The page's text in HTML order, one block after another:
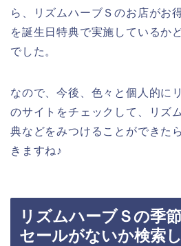
ら、リズムハーブＳのお店がお
を誕生日特典で実施しているか
でした。
なので、今後、色々と個人的に
のサイトをチェックして、リズ
典などをみつけることができた
きますね♪
リズムハーブＳの季
セールがないか検索